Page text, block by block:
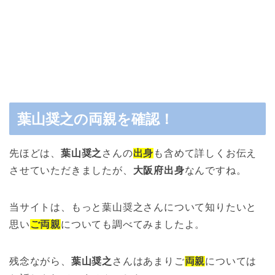
葉山奨之の両親を確認！
先ほどは、 葉山奨之 さんの出身 も含めて詳しくお伝え
させていただきましたが、 大阪府出身なんですね。
当サイトは、もっと葉山奨之さんについて知りたいと
思い ご両親についても調べてみましたよ。
残念ながら、 葉山奨之 さんはあまりご両親については